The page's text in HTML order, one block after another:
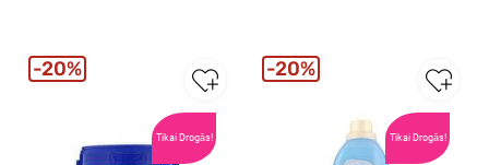
Tikai Drogās!
20%
Tikai Drogās!
20%